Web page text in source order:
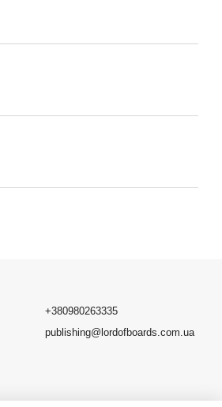
+380980263335
publishing@lordofboards.com.ua